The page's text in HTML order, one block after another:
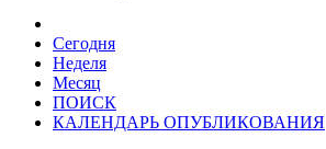
Сегодня
Неделя
Месяц
ПОИСК
КАЛЕНДАРЬ ОПУБЛИКОВАНИЯ